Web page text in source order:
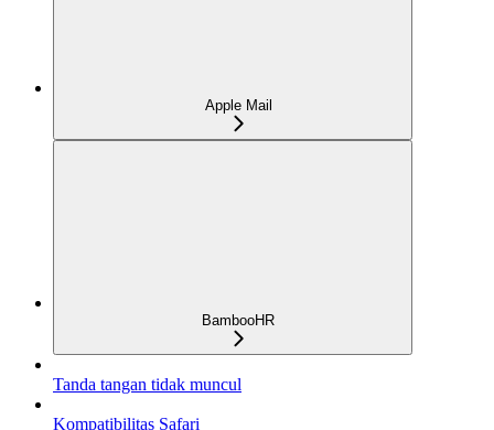
Apple Mail
BambooHR
Tanda tangan tidak muncul
Kompatibilitas Safari